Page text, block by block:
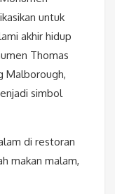
untuk
akhir hidup
Thomas
Malborough,
simbol
di restoran
makan malam,